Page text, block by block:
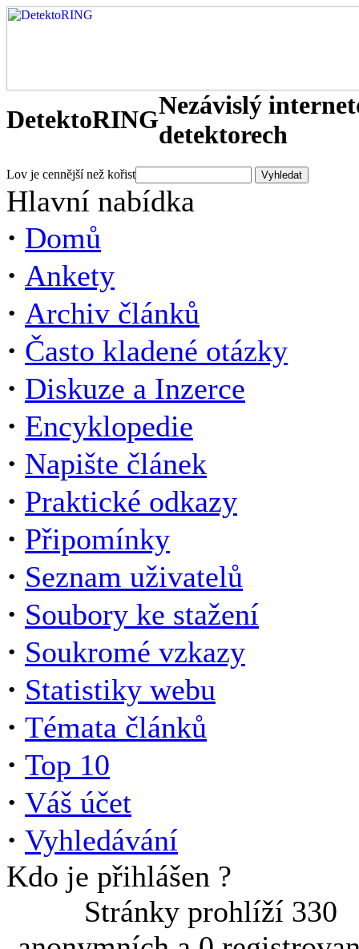
DetektoRINGNezávislý
detektorech
Lov je cennější než kořist
Hlavní nabídka
· Domů
· Ankety
· Archiv článků
· Často kladené otázky
· Diskuze a Inzerce
· Encyklopedie
· Napište článek
· Praktické odkazy
· Připomínky
· Seznam uživatelů
· Soubory ke stažení
· Soukromé vzkazy
· Statistiky webu
· Témata článků
· Top 10
· Váš účet
· Vyhledávání
Kdo je přihlášen ?
Stránky prohlíží 330